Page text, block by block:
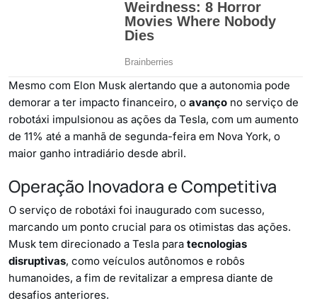
Mesmo com Elon Musk alertando que a autonomia pode
demorar a ter impacto financeiro, o avanço no serviço de
robotáxi impulsionou as ações da Tesla, com um aumento
de 11% até a manhã de segunda-feira em Nova York, o
maior ganho intradiário desde abril.
Operação Inovadora e Competitiva
O serviço de robotáxi foi inaugurado com sucesso,
marcando um ponto crucial para os otimistas das ações.
Musk tem direcionado a Tesla para tecnologias
disruptivas, como veículos autônomos e robôs
humanoides, a fim de revitalizar a empresa diante de
desafios anteriores.